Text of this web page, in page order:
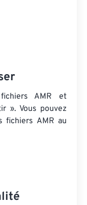
AMR et
». Vous pouvez
fichiers AMR au